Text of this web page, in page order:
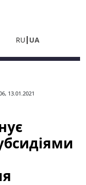
RU UA
13.01.2021